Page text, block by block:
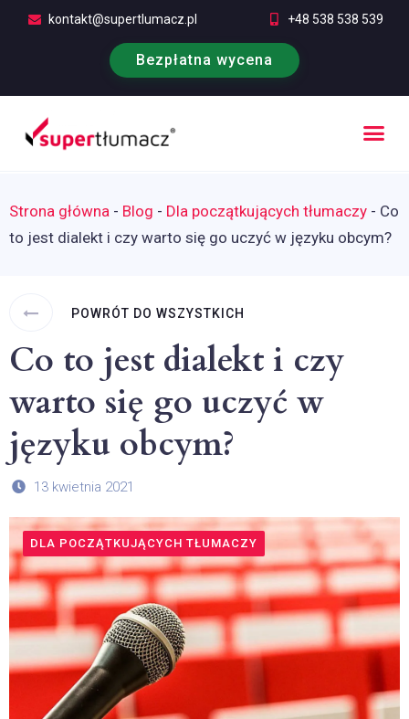
kontakt@supertlumacz.pl +48 538 538 539
Bezpłatna wycena
Strona główna - Blog - Dla początkujących tłumaczy - Co
to jest dialekt i czy warto się go uczyć w języku obcym?
POWRÓT DO WSZYSTKICH
Co to jest dialekt i czy
warto się go uczyć w
języku obcym?
13 kwietnia 2021
DLA POCZĄTKUJĄCYCH TŁUMACZY